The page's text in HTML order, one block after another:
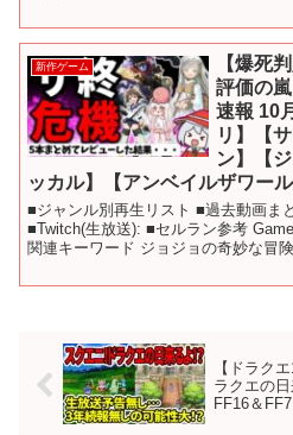
新作ゲーム
【爆死
評価の
速報 10
リ】【
ン】【
ッカル】【アンベイルザワー
■ジャンル別再生リスト ■過去動画ま
■Twitch(生放送): ■セルラン参考
関連キーワード ジョジョの奇妙な冒
【ドラク
ラクエの
FF16＆